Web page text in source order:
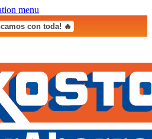
menu
con toda! 🔥